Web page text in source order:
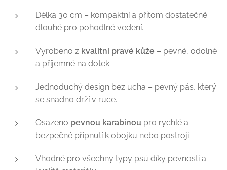
Délka 30 cm – kompaktní a přitom dostatečně
dlouhé pro pohodlné vedení.
Vyrobeno z kvalitní pravé kůže – pevné, odolné
a příjemné na dotek.
Jednoduchý design bez ucha – pevný pás, který
se snadno drží v ruce.
Osazeno pevnou karabinou pro rychlé a
bezpečné připnutí k obojku nebo postroji.
Vhodné pro všechny typy psů díky pevnosti a